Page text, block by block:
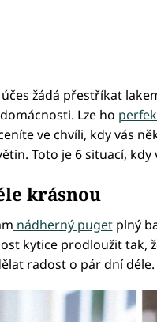
žádá přestříkat
Lze ho
ve chvíli, kdy vás
Toto je 6 situací,
krásnou
nádherný pugetplný
kytice prodloužit tak,
radost o pár dní déle.